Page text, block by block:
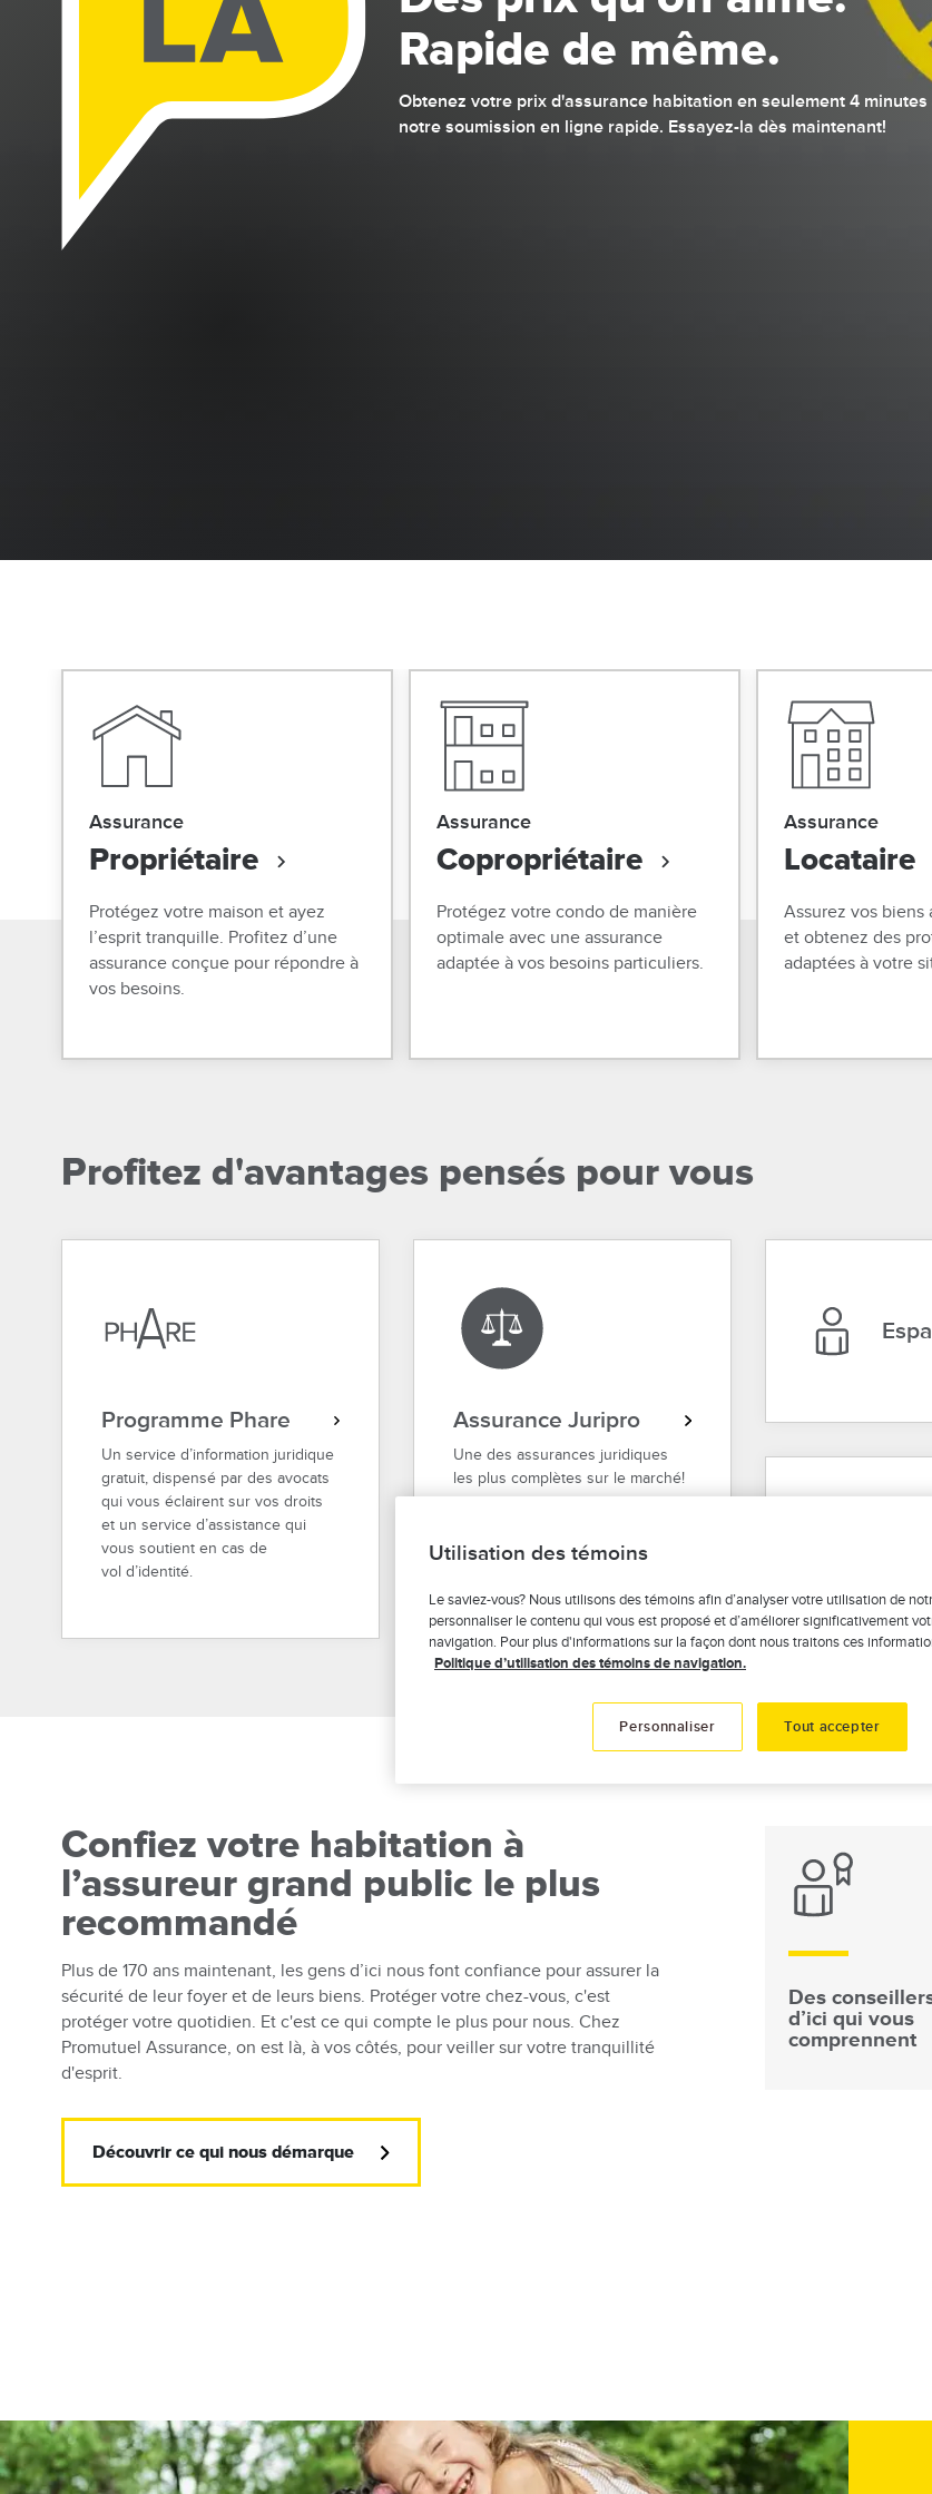
Là
Rapide de même.
Obtenez votre prix d'assurance habitation en seulement 4 minutes
notre soumission en ligne rapide. Essayez-la dès maintenant!
Assurance
Propriétaire
Protégez votre maison et ayez
l’esprit tranquille. Profitez d’une
assurance conçue pour répondre à
vos besoins.
Assurance
Copropriétaire
Protégez votre condo de manière
optimale avec une assurance
adaptée à vos besoins particuliers.
Assurance
Locataire
Assurez vos biens
et obtenez des
adaptées à votre
Profitez d'avantages pensés pour vous
Programme Phare
Un service d’information juridique
gratuit, dispensé par des avocats
qui vous éclairent sur vos droits
et un service d’assistance qui
vous soutient en cas de
vol d’identité.
Assurance Juripro
Une des assurances juridiques
les plus complètes sur le marché!
Confiez votre habitation à
l’assureur grand public le plus
recommandé
Plus de 170 ans maintenant, les gens d’ici nous font confiance pour assurer la
sécurité de leur foyer et de leurs biens. Protéger votre chez-vous, c'est
protéger votre quotidien. Et c'est ce qui compte le plus pour nous. Chez
Promutuel Assurance, on est là, à vos côtés, pour veiller sur votre tranquillité
d'esprit.
Découvrir ce qui nous démarque
Des
d’ici qui vous
comprennent
Utilisation des témoins
Le saviez-vous? Nous utilisons des témoins afin d’analyser votre utilisation de
personnaliser le contenu qui vous est proposé et d’améliorer significativement
navigation. Pour plus d'informations sur la façon dont nous traitons ces
Politique d’utilisation des témoins de navigation.
Personnaliser Tout accepter